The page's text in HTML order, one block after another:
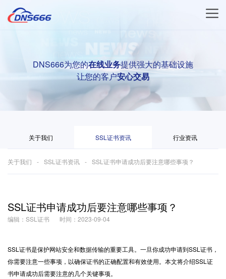
DNS666为您的在线业务提供强大的基础设施
让您的客户安心交易
关于我们 SSL证书资讯 行业资讯
关于我们 SSL证书资讯 SSL证书申请成功后要注意哪些事项？
SSL证书申请成功后要注意哪些事项？
编辑：SSL证书 时间：2023-09-04
SSL证书是保护网站安全和数据传输的重要工具。一旦你成功申请到SSL证书，
你需要注意一些事项，以确保证书的正确配置和有效使用。本文将介绍SSL证
书申请成功后需要注意的几个关键事项。